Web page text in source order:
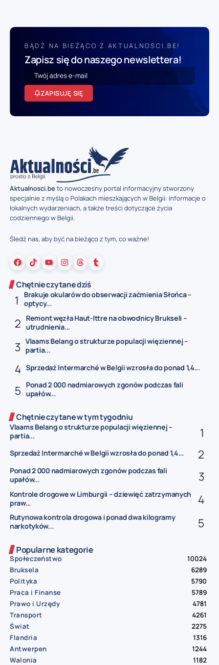
BĄDŹ NA BIEŻĄCO Z AKTUALNOSCI.BE!
Zapisz się do naszego newslettera!
ZAPISUJĘ SIĘ
Aktualnosci.beto nowoczesny portal informacyjny stworzony
specjalnie z myślą o Polakach mieszkających w Belgii: informacje o
lokalnych wydarzeniach, a także treści dotyczące życia
codziennego w Belgii.
Śledź nas, aby być na bieżąco z tym, co ważne!
Chętnie czytane dziś
Brakuje okularów do obserwacji zaćmienia Słońca –
optycy...
Remont węzła Haut-Ittre na obwodnicy Brukseli –
utrudnienia...
Vlaams Belang o strukturze populacji więziennej –
partia...
Sprzedaż Intermarché w Belgii wzrosła do ponad 1,4...
Ponad 2 000 nadmiarowych zgonów podczas fali
upałów...
Chętnie czytane w tym tygodniu
Vlaams Belang o strukturze populacji więziennej –
partia...
Sprzedaż Intermarché w Belgii wzrosła do ponad 1,4...
Ponad 2 000 nadmiarowych zgonów podczas fali
upałów...
Kontrole drogowe w Limburgii – dziewięć zatrzymanych
praw...
Rutynowa kontrola drogowa i ponad dwa kilogramy
narkotyków...
Popularne kategorie
Społeczeństwo
10024
Bruksela
6289
Polityka
5790
Praca i Finanse
5789
Prawo i Urzędy
4781
Transport
4261
Świat
2275
Flandria
1316
Antwerpen
1244
Walonia
1182